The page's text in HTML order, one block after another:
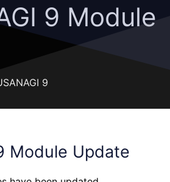
9 Module
9
Module Update